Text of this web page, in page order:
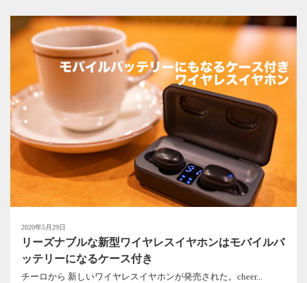
2020年5月29日
リーズナブルな新型ワイヤレスイヤホンはモバイルバ
ッテリーになるケース付き
チーロから 新しいワイヤレスイヤホンが発売された。cheer...